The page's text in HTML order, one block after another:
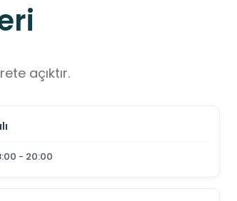
açıktır.
- 20:00